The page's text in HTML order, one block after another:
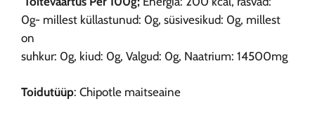
0g- millest küllastunud: 0g, süsivesikud: 0g, millest
on
suhkur: 0g, kiud: 0g, Valgud: 0g, Naatrium: 14500mg
Toidutüüp: Chipotle maitseaine